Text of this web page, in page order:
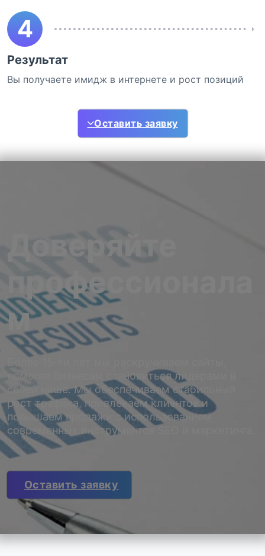
4
Результат
Вы получаете имидж в интернете и рост позиций
Оставить заявку
Доверяйте
профессионала
м
помогая бизнесам становиться лидерами в
своей нише. Мы обеспечиваем стабильный
рост трафика, привлекаем клиентов и
повышаем продажи с использованием
современных инструментов SEO и маркетинга.
Оставить заявку